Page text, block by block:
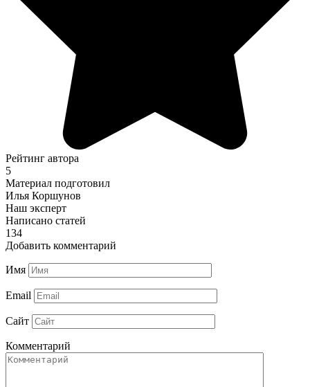
Рейтинг автора
5
Материал подготовил
Илья Коршунов
Наш эксперт
Написано статей
134
Добавить комментарий
Имя
Email
Сайт
Комментарий